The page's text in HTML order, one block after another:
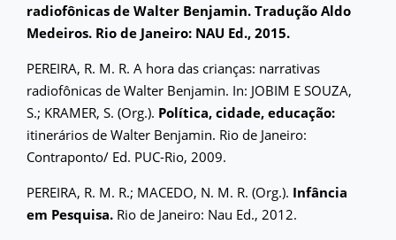
radiofônicas de Walter Benjamin. Tradução Aldo
Medeiros. Rio de Janeiro: NAU Ed., 2015.
PEREIRA, R. M. R. A hora das crianças: narrativas
radiofônicas de Walter Benjamin. In: JOBIM E SOUZA,
S.; KRAMER, S. (Org.). Política, cidade, educação:
itinerários de Walter Benjamin. Rio de Janeiro:
Contraponto/ Ed. PUC-Rio, 2009.
PEREIRA, R. M. R.; MACEDO, N. M. R. (Org.). Infância
em Pesquisa. Rio de Janeiro: Nau Ed., 2012.